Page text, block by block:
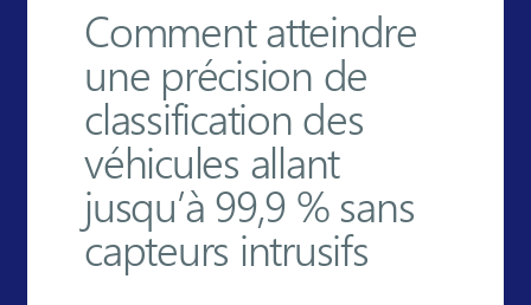
Comment atteindre
une précision de
classification des
véhicules allant
jusqu’à 99,9 % sans
capteurs intrusifs